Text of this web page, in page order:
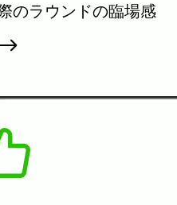
のラウンドの臨場感